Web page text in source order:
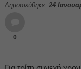
Δημοσιεύθηκε: 24
0